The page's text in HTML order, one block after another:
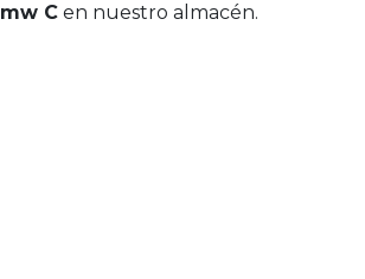
C en nuestro almacén.